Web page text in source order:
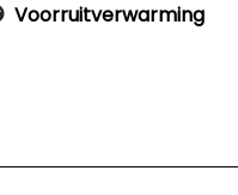
Voorruitverwarming